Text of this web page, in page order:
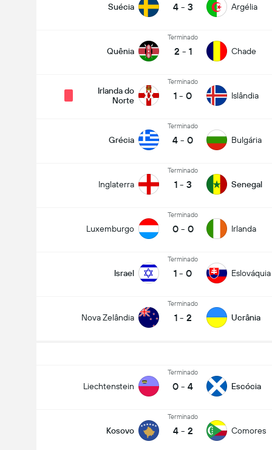
Suécia 4 - 3 Argélia
Quênia
Terminado
2 - 1 Chade
Irlanda do
Norte
Terminado
1 - 0 Islândia
Grécia
Terminado
4 - 0 Bulgária
Inglaterra
Terminado
1 - 3 Senegal
Luxemburgo
Terminado
0 - 0 Irlanda
Israel
Terminado
1 - 0 Eslováquia
Nova Zelândia
Terminado
1 - 2 Ucrânia
Liechtenstein
Terminado
0 - 4 Escócia
Kosovo
Terminado
4 - 2 Comores